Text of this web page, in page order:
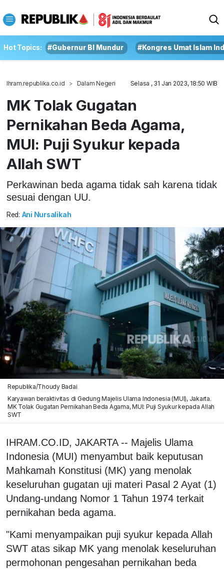
Hot Topics: #Gubernur BI Mundur #Kongres Umat Islam
Ihram.republika.co.id Dalam Negeri Selasa , 31 Jan 2023, 18:50 WIB
MK Tolak Gugatan
Pernikahan Beda Agama,
MUI: Puji Syukur kepada
Allah SWT
Perkawinan beda agama tidak sah karena tidak
sesuai dengan UU.
Red: Ani Nursalikah
Republika/Thoudy Badai
Karyawan beraktivitas di Gedung Majelis Ulama Indonesia (MUI), Jakarta.
MK Tolak Gugatan Pernikahan Beda Agama, MUI: Puji Syukur kepada Allah
SWT
IHRAM.CO.ID, JAKARTA -- Majelis Ulama
Indonesia (MUI) menyambut baik keputusan
Mahkamah Konstitusi (MK) yang menolak
keseluruhan gugatan uji materi Pasal 2 Ayat (1)
Undang-undang Nomor 1 Tahun 1974 terkait
pernikahan beda agama.
"Kami menyampaikan puji syukur kepada Allah
SWT atas sikap MK yang menolak keseluruhan
permohonan pengesahan pernikahan beda